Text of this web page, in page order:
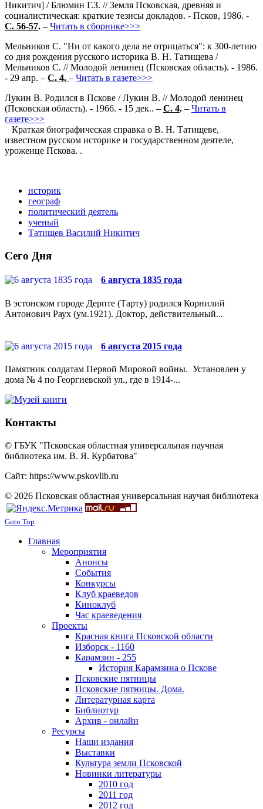
Никитич] / Блюмин Г.З. // Земля Псковская, древняя и
социалистическая: краткие тезисы докладов. - Псков, 1986. -
С. 56-57. – Читать в сборнике>>>
Мельников С. "Ни от какого дела не отрицаться": к 300-летию
со дня рождения русского историка В. Н. Татищева /
Мельников С. // Молодой ленинец (Псковская область). - 1986.
- 29 апр. – С. 4. – Читать в газете>>>
Лукин В. Родился в Пскове / Лукин В. // Молодой ленинец
(Псковская область). - 1966. - 15 дек.. – С. 4. – Читать в
газете>>>
Краткая биографическая справка о В. Н. Татищеве,
известном русском историке и государственном деятеле,
уроженце Пскова. .
историк
географ
политический деятель
ученый
Татищев Василий Никитич
Сего Дня
6 августа 1835 года
В эстонском городе Дерпте (Тарту) родился Корнилий
Антонович Раух (ум.1921). Доктор, действительный...
6 августа 2015 года
Памятник солдатам Первой Мировой войны. Установлен у
дома № 4 по Георгиевской ул., где в 1914-...
Контакты
© ГБУК "Псковская областная универсальная научная
библиотека им. В. Я. Курбатова"
Сайт: https://www.pskovlib.ru
© 2026 Псковская областная универсальная научая библиотека
Goto Top
Главная
Мероприятия
Анонсы
События
Конкурсы
Клуб краеведов
Киноклуб
Час краеведения
Проекты
Красная книга Псковской области
Изборск - 1160
Карамзин - 255
История Карамзина о Пскове
Псковские пятницы
Псковские пятницы. Дома.
Литературная карта
Библиотур
Архив - онлайн
Ресурсы
Наши издания
Выставки
Культура земли Псковской
Новинки литературы
2010 год
2011 год
2012 год